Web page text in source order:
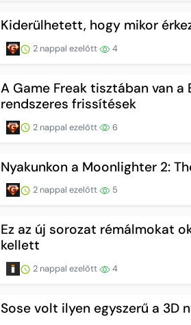
Kiderülhetett, hogy mikor
2 nappal ezelőtt 4
A Game Freak tisztában van
rendszeres frissítések
2 nappal ezelőtt 6
Nyakunkon a Moonlighter 2:
2 nappal ezelőtt 5
Ez az új sorozat rémálmokat
kellett
2 nappal ezelőtt 4
Sose volt ilyen egyszerű a 3D